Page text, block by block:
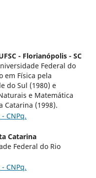
- Florianópolis - SC
Federal do
em Física pela
do Sul (1980) e
e Matemática
Catarina (1998).
CNPq.
Catarina
Federal do Rio
CNPq.